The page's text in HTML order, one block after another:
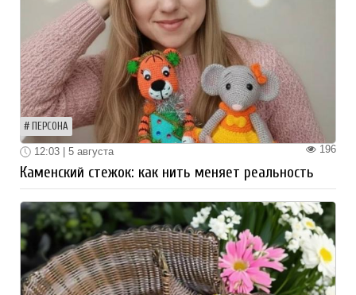
ПЕРСОНА
196
12:03 | 5 августа
Каменский стежок: как нить меняет реальность